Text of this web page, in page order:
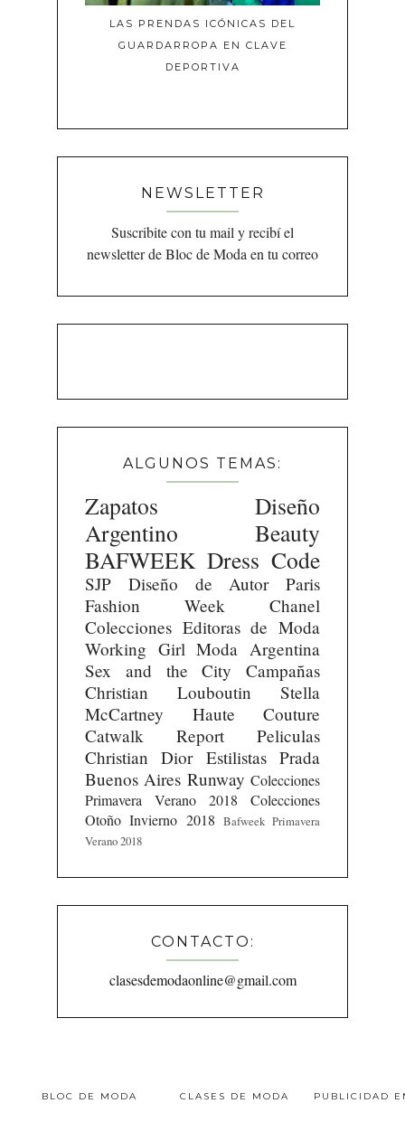
LAS PRENDAS ICÓNICAS DEL
GUARDARROPA EN CLAVE
DEPORTIVA
NEWSLETTER
Suscribite con tu mail y recibí el
newsletter de Bloc de Moda en tu correo
ALGUNOS TEMAS:
Zapatos
Diseño
Argentino
Beauty
BAFWEEK Dress Code
SJP Diseño de Autor
Paris
Fashion Week
Chanel
Colecciones Editoras de Moda
Working Girl Moda Argentina
Sex and the City
Campañas
Christian Louboutin
Stella
McCartney
Haute Couture
Catwalk Report
Peliculas
Christian Dior Estilistas Prada
Buenos Aires Runway Colecciones
Primavera Verano 2018
Colecciones
Otoño Invierno 2018 Bafweek Primavera
Verano 2018
CONTACTO:
clasesdemodaonline@gmail.com
BLOC DE MODA CLASES DE MODA PUBLICIDAD